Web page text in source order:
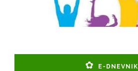
E-DNEVNIK